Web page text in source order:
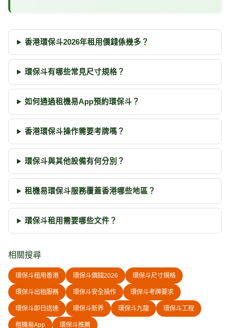
香港環保斗2026年租用價錢係幾多？
環保斗有哪些常見尺寸規格？
如何通過租機易App預約環保斗？
香港環保斗操作需要考牌嗎？
環保斗與其他設備有何分別？
租機易環保斗服務覆蓋香港哪些地區？
環保斗租用需要哪些文件？
相關搜尋
環保斗租用香港 環保斗價錢2026 環保斗尺寸規格
環保斗出租服務 環保斗安全操作 環保斗考牌要求
環保斗即日送達 環保斗新界 環保斗九龍 環保斗工程
租機易App 環保斗推薦